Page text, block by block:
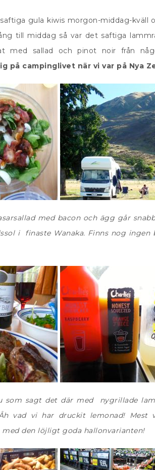
gula kiwis morgon-middag-
till middag så var det saftiga
med sallad och pinot noir från
på campinglivet när vi var på Nya
med bacon och ägg går
i finaste Wanaka. Finns nog
som sagt det där med nygrillade
vad vi har druckit lemonad! Mest
den löjligt goda hallonvarianten!